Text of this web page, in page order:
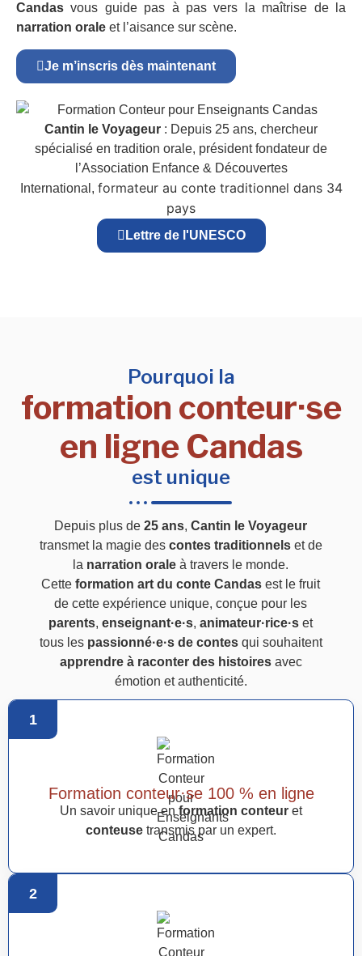
Candas vous guide pas à pas vers la maîtrise de la
narration orale et l’aisance sur scène.
Je m’inscris dès maintenant
Cantin le Voyageur : Depuis 25 ans, chercheur
spécialisé en tradition orale, président fondateur de
l’Association Enfance & Découvertes
International, formateur au conte traditionnel dans 34
pays
Lettre de l'UNESCO
Pourquoi la
formation conteur·se
en ligne Candas
est unique
Depuis plus de25 ans,Cantin le Voyageur
transmet la magie des contes traditionnelset de
la narration orale à travers le monde.
Cetteformation art du conte Candas est le fruit
de cette expérience unique, conçue pour les
parents,enseignant·e·s,animateur·rice·s et
tous les passionné·e·s de contesqui souhaitent
apprendre à raconter des histoiresavec
émotion et authenticité.
1
Formation conteur·se 100 % en ligne
Un savoir unique en formation conteur et
conteuse transmis par un expert.
2